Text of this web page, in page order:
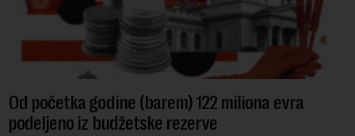
Od početka godine (barem) 122 miliona evra
podeljeno iz budžetske rezerve